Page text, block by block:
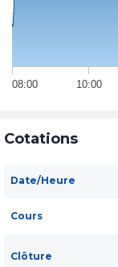
10:00
08:00
Cotations
Date/Heure
Cours
Clôture